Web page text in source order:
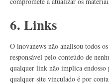
6. Links
O inovanews não analisou todos
responsável pelo conteúdo de
qualquer link não implica
qualquer site vinculado é por